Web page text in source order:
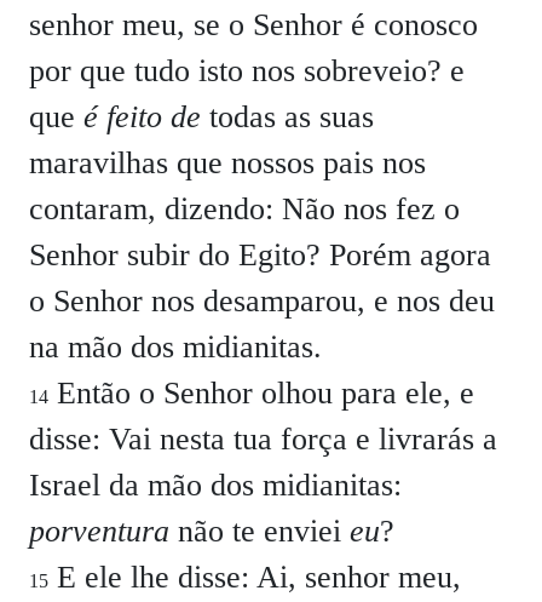
senhor meu, se o Senhor é conosco
por que tudo isto nos sobreveio? e
que é feito de todas as suas
maravilhas que nossos pais nos
contaram, dizendo: Não nos fez o
Senhor subir do Egito? Porém agora
o Senhor nos desamparou, e nos deu
na mão dos midianitas.
14 Então o Senhor olhou para ele, e
disse: Vai nesta tua força e livrarás a
Israel da mão dos midianitas:
porventura não te enviei eu?
15 E ele lhe disse: Ai, senhor meu,